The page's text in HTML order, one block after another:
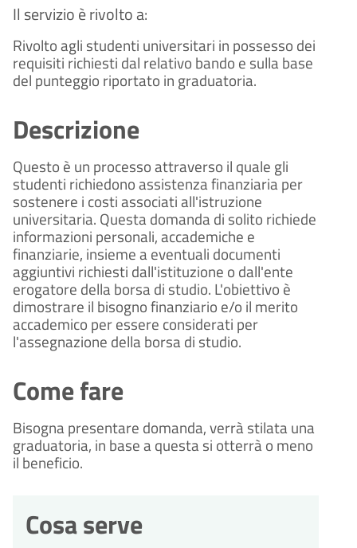
Il servizio è rivolto a:
Rivolto agli studenti universitari in possesso dei
requisiti richiesti dal relativo bando e sulla base
del punteggio riportato in graduatoria.
Descrizione
Questo è un processo attraverso il quale gli
studenti richiedono assistenza finanziaria per
sostenere i costi associati all'istruzione
universitaria. Questa domanda di solito richiede
informazioni personali, accademiche e
finanziarie, insieme a eventuali documenti
aggiuntivi richiesti dall'istituzione o dall'ente
erogatore della borsa di studio. L'obiettivo è
dimostrare il bisogno finanziario e/o il merito
accademico per essere considerati per
l'assegnazione della borsa di studio.
Come fare
Bisogna presentare domanda, verrà stilata una
graduatoria, in base a questa si otterrà o meno
il beneficio.
Cosa serve